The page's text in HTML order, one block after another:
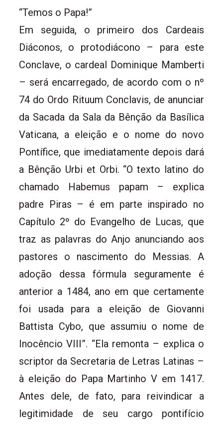
“Temos o Papa!”
Em seguida, o primeiro dos Cardeais
Diáconos, o protodiácono – para este
Conclave, o cardeal Dominique Mamberti
– será encarregado, de acordo com o nº
74 do Ordo Rituum Conclavis, de anunciar
da Sacada da Sala da Bênção da Basílica
Vaticana, a eleição e o nome do novo
Pontífice, que imediatamente depois dará
a Bênção Urbi et Orbi. “O texto latino do
chamado Habemus papam – explica
padre Piras – é em parte inspirado no
Capítulo 2º do Evangelho de Lucas, que
traz as palavras do Anjo anunciando aos
pastores o nascimento do Messias. A
adoção dessa fórmula seguramente é
anterior a 1484, ano em que certamente
foi usada para a eleição de Giovanni
Battista Cybo, que assumiu o nome de
Inocêncio VIII”. “Ela remonta – explica o
scriptor da Secretaria de Letras Latinas –
à eleição do Papa Martinho V em 1417.
Antes dele, de fato, para reivindicar a
legitimidade de seu cargo pontifício